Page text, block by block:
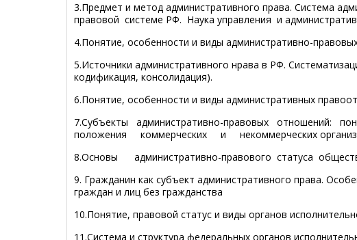
3.Предмет и метод административного права. Система
правовой системе РФ. Наука управления и
4.Понятие, особенности и виды административно-
5.Источники административного нрава в РФ.
кодификация, консолидация).
6.Понятие, особенности и виды административных
7.Субъекты административно-правовых отношений:
положения коммерческих и некоммерческих
8.Основы административно-правового статуса
9. Гражданин как субъект административного права.
граждан и лиц без гражданства
10.Понятие, правовой статус и виды органов
11.Система и структура федеральных органов